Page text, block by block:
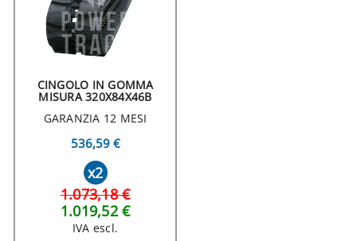
CINGOLO IN GOMMA
MISURA 320X84X46B
GARANZIA 12 MESI
536,59 €
x2
1.073,18 €
1.019,52 €
IVA escl.